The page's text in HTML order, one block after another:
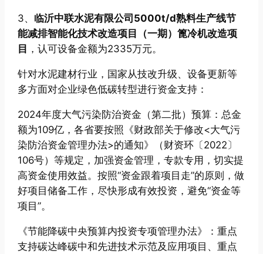
3、 临沂中联水泥有限公司5000t/d熟料生产线节
能减排智能化技术改造项目（一期）篦冷机改造项
目 ，认可设备金额为2335万元。
针对水泥建材行业，国家从技改升级、设备更新等
多方面对企业绿色低碳转型进行资金支持：
2024年度大气污染防治资金（第二批）预算：总金
额为109亿，各省要按照《财政部关于修改<大气污
染防治资金管理办法>的通知》（财资环〔2022〕
106号）等规定，加强资金管理，专款专用，切实提
高资金使用效益。按照“资金跟着项目走”的原则，做
好项目储备工作，尽快形成有效投资，避免“资金等
项目”。
《节能降碳中央预算内投资专项管理办法》：重点
支持碳达峰碳中和先进技术示范及应用项目、重点